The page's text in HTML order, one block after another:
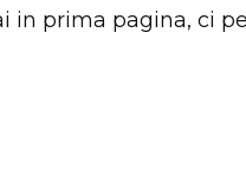
in prima pagina, ci